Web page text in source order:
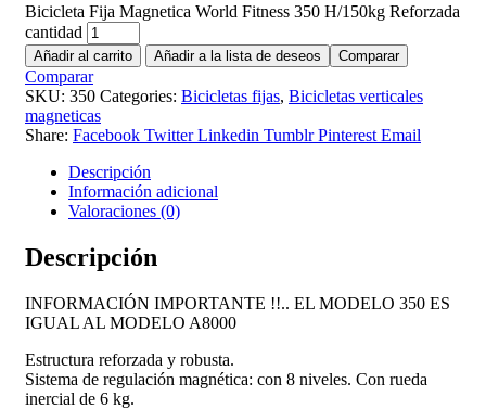
Bicicleta Fija Magnetica World Fitness 350 H/150kg Reforzada
cantidad
Añadir al carrito Añadir a la lista de deseos Comparar
Comparar
SKU: 350 Categories: Bicicletas fijas, Bicicletas verticales
magneticas
Share: Facebook Twitter Linkedin Tumblr Pinterest Email
Descripción
Información adicional
Valoraciones (0)
Descripción
INFORMACIÓN IMPORTANTE !!.. EL MODELO 350 ES
IGUAL AL MODELO A8000
Estructura reforzada y robusta.
Sistema de regulación magnética: con 8 niveles. Con rueda
inercial de 6 kg.